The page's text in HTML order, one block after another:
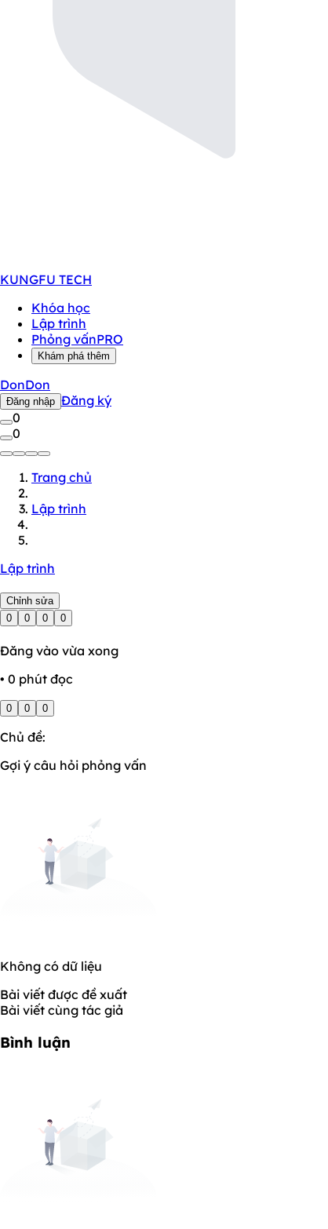
KUNGFU TECH
Khóa học
Lập trình
Phỏng vấnPRO
Khám phá thêm
DonDon
Đăng nhập Đăng ký
0
0
Trang chủ
Lập trình
Lập trình
Chỉnh sửa
0
0 0 0
Đăng vào vừa xong
• 0 phút đọc
0 0 0
Chủ đề:
Gợi ý câu hỏi phỏng vấn
Không có dữ liệu
Bài viết được đề xuất
Bài viết cùng tác giả
Bình luận